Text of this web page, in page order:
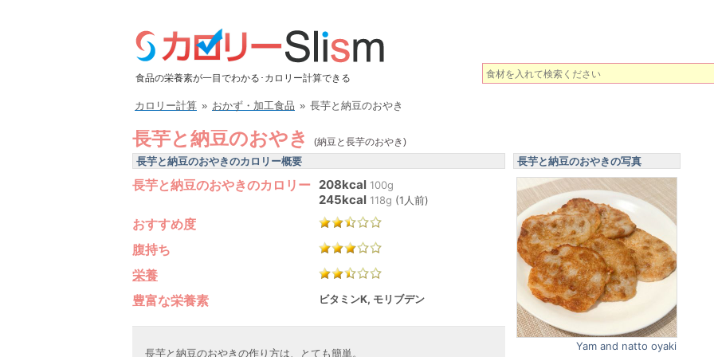
食品の栄養素が一目でわかる･カロリー計算できる
カロリー計算 » おかず・加工食品 » 長芋と納豆のおやき
長芋と納豆のおやき (納豆と長芋のおやき)
長芋と納豆のおやきのカロリー概要
長芋と納豆のおやきのカロリー 208kcal 100g
245kcal 118g (1人前)
おすすめ度
腹持ち
栄養
豊富な栄養素
ビタミンK, モリブデン
長芋と納豆のおやきの作り方は、とても簡単。
長芋と納豆のおやきの写真
Yam and natto oyaki